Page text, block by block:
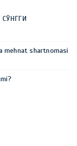
СЎНГГИ
mehnat shartnomasi